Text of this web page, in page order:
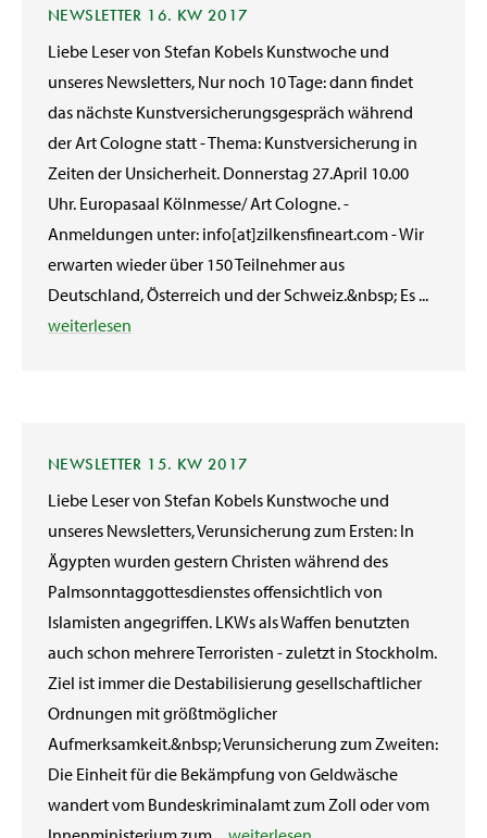
NEWSLETTER 16. KW 2017
Liebe Leser von Stefan Kobels Kunstwoche und
unseres Newsletters, Nur noch 10 Tage: dann findet
das nächste Kunstversicherungsgespräch während
der Art Cologne statt - Thema: Kunstversicherung in
Zeiten der Unsicherheit. Donnerstag 27.April 10.00
Uhr. Europasaal Kölnmesse/ Art Cologne. -
Anmeldungen unter: info[at]zilkensfineart.com - Wir
erwarten wieder über 150 Teilnehmer aus
Deutschland, Österreich und der Schweiz.&nbsp; Es ...
weiterlesen
NEWSLETTER 15. KW 2017
Liebe Leser von Stefan Kobels Kunstwoche und
unseres Newsletters, Verunsicherung zum Ersten: In
Ägypten wurden gestern Christen während des
Palmsonntaggottesdienstes offensichtlich von
Islamisten angegriffen. LKWs als Waffen benutzten
auch schon mehrere Terroristen - zuletzt in Stockholm.
Ziel ist immer die Destabilisierung gesellschaftlicher
Ordnungen mit größtmöglicher
Aufmerksamkeit.&nbsp; Verunsicherung zum Zweiten:
Die Einheit für die Bekämpfung von Geldwäsche
wandert vom Bundeskriminalamt zum Zoll oder vom